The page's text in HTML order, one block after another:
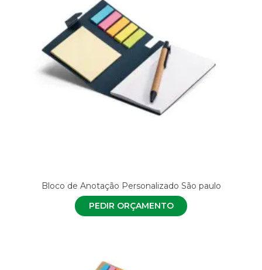
Bloco de Anotação Personalizado São paulo
PEDIR ORÇAMENTO